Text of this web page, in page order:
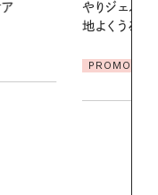
節に心
る【大人気の
1本で汗ばむ
PROMOTION